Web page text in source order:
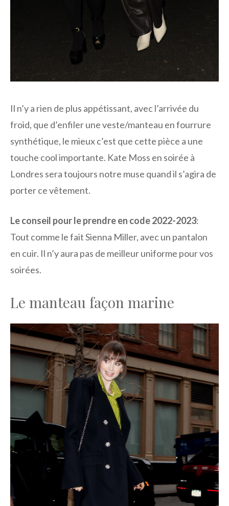
Il n’y a rien de plus appétissant, avec l’arrivée du
froid, que d’enfiler une veste/manteau en fourrure
synthétique, le mieux c’est que cette pièce a une
touche cool importante. Kate Moss en soirée à
Londres sera toujours notre muse quand il s’agira de
porter ce vêtement.
Le conseil pour le prendre en code 2022-2023:
Tout comme le fait Sienna Miller, avec un pantalon
en cuir. Il n’y aura pas de meilleur uniforme pour vos
soirées.
Le manteau façon marine